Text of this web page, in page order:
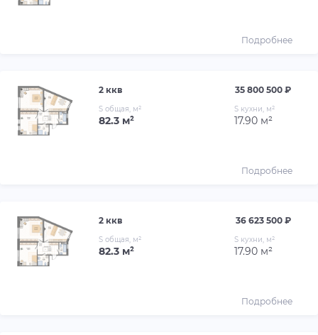
Подробнее
2 ккв 35 800 500 ₽
S общая, м²
82.3 м²
S кухни, м²
17.90 м²
Подробнее
2 ккв 36 623 500 ₽
S общая, м²
82.3 м²
S кухни, м²
17.90 м²
Подробнее